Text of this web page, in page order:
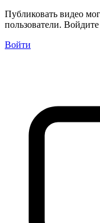
Публиковать видео
пользователи.
Войти